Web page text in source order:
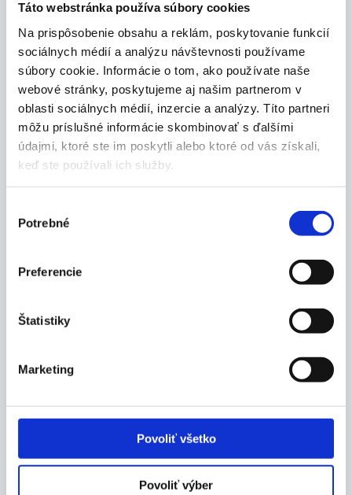
Táto webstránka používa súbory cookies
Na prispôsobenie obsahu a reklám, poskytovanie funkcií
sociálnych médií a analýzu návštevnosti používame
súbory cookie. Informácie o tom, ako používate naše
webové stránky, poskytujeme aj našim partnerom v
oblasti sociálnych médií, inzercie a analýzy. Títo partneri
môžu príslušné informácie skombinovať s ďalšími
údajmi, ktoré ste im poskytli alebo ktoré od vás získali,
keď ste používali ich služby.
súhlasu
Potrebné
Preferencie
Štatistiky
Marketing
Povoliť všetko
Povoliť výber
DO KOŠÍKA
Popis produktu
Vlastnosti:
vytvára vďaka krátkemu ťahu vysoký pracovný
neskĺzava
pri liečbe žilového a lymfatického systému
Balenie: